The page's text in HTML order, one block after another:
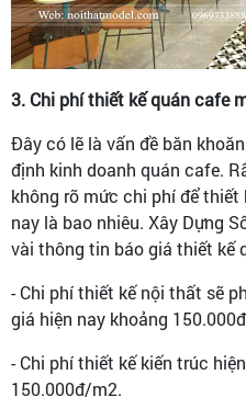
3. Chi phí thiết kế quán cafe
Đây có lẽ là vấn đề băn
định kinh doanh quán cafe.
không rõ mức chi phí để
nay là bao nhiêu. Xây Dựng
vài thông tin báo giá thiết kế
- Chi phí thiết kế nội thất sẽ
giá hiện nay khoảng
- Chi phí thiết kế kiến trúc
150.000đ/m2.